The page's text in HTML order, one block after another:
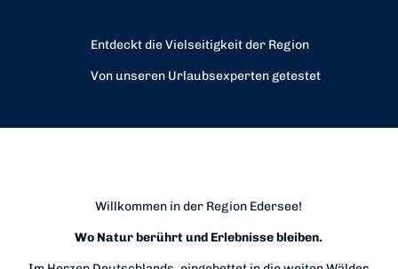
Entdeckt die Vielseitigkeit der Region
Von unseren Urlaubsexperten getestet
Willkommen in der Region Edersee!
Wo Natur berührt und Erlebnisse bleiben.